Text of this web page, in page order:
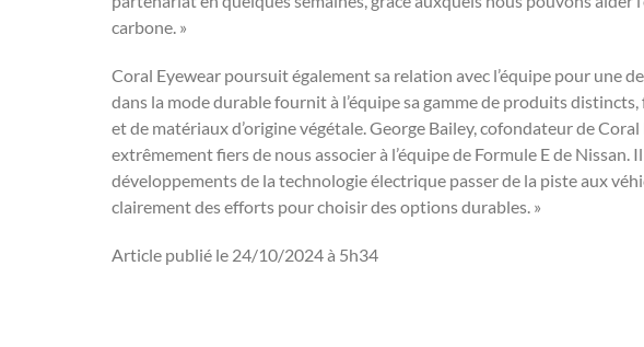
carbone. »
Coral Eyewear poursuit également sa relation avec l’équipe pour une
dans la mode durable fournit à l’équipe sa gamme de produits
et de matériaux d’origine végétale. George Bailey, cofondateur de
extrêmement fiers de nous associer à l’équipe de Formule E de Nissan.
développements de la technologie électrique passer de la piste aux
clairement des efforts pour choisir des options durables. »
Article publié le 24/10/2024 à 5h34